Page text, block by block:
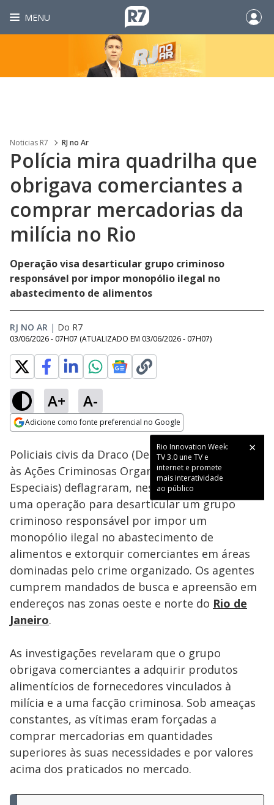
MENU
Noticias R7 RJ no Ar
Polícia mira quadrilha que
obrigava comerciantes a
comprar mercadorias da
milícia no Rio
Operação visa desarticular grupo criminoso
responsável por impor monopólio ilegal no
abastecimento de alimentos
RJ NO AR | Do R7
03/06/2026 - 07H07 (ATUALIZADO EM 03/06/2026 - 07H07)
A+ A-
Adicione como fonte preferencial no Google
Rio Innovation Week:
TV 3.0 une TV e
internet e promete
mais interatividade
ao público
Ativar
81.61%
Policiais civis da Draco (Delegacia de Repressão
às Ações Criminosas Organizadas e Inquéritos
Especiais) deflagraram, nesta quarta-feira (3),
uma operação para desarticular um grupo
criminoso responsável por impor um
monopólio ilegal no abastecimento de
alimentos e extorquir comerciantes em áreas
dominadas pelo crime organizado. Os agentes
cumprem mandados de busca e apreensão em
endereços nas zonas oeste e norte do Rio de
Janeiro.
As investigações revelaram que o grupo
obrigava comerciantes a adquirir produtos
alimentícios de fornecedores vinculados à
milícia e a uma facção criminosa. Sob ameaças
constantes, as vítimas eram forçadas a
comprar mercadorias em quantidades
superiores às suas necessidades e por valores
acima dos praticados no mercado.